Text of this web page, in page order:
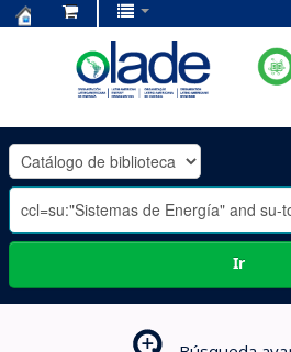
OLADE
-
Ir